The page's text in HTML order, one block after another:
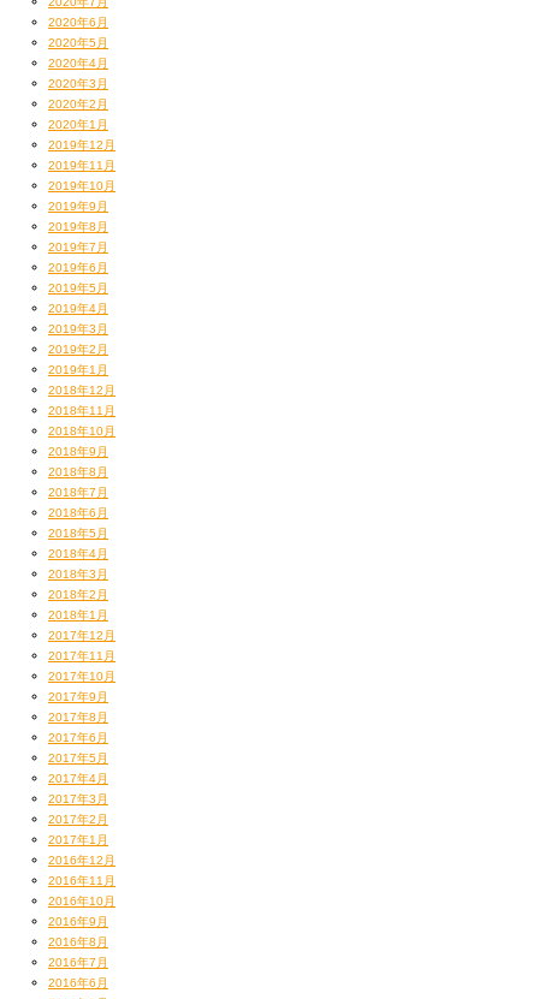
2020年6月
2020年5月
2020年4月
2020年3月
2020年2月
2020年1月
2019年12月
2019年11月
2019年10月
2019年9月
2019年8月
2019年7月
2019年6月
2019年5月
2019年4月
2019年3月
2019年2月
2019年1月
2018年12月
2018年11月
2018年10月
2018年9月
2018年8月
2018年7月
2018年6月
2018年5月
2018年4月
2018年3月
2018年2月
2018年1月
2017年12月
2017年11月
2017年10月
2017年9月
2017年8月
2017年6月
2017年5月
2017年4月
2017年3月
2017年2月
2017年1月
2016年12月
2016年11月
2016年10月
2016年9月
2016年8月
2016年7月
2016年6月